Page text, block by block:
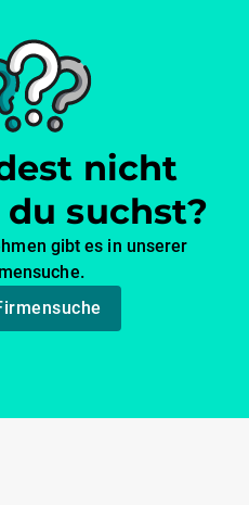
nicht
suchst?
gibt es in unserer